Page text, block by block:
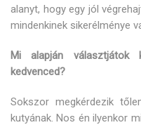
alanyt, hogy egy jól
mindenkinek sikerélménye
Mi alapján
kedvenced?
Sokszor megkérdezik
kutyának. Nos én ilyenkor